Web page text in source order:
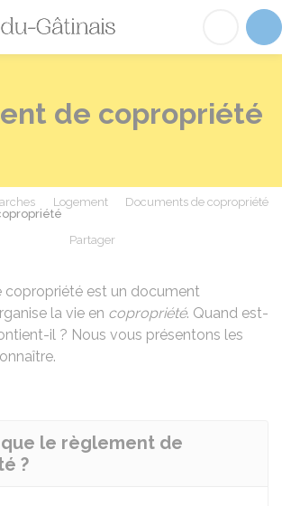
Fréville-du-
de copropriété
Logement
Documents de copropriété
Partager
copropriété est un document
la vie en copropriété. Quand est-
il ? Nous vous présentons les
le règlement de
?